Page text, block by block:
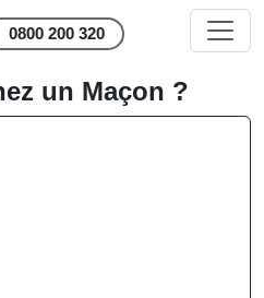
0800 200 320
un Maçon ?